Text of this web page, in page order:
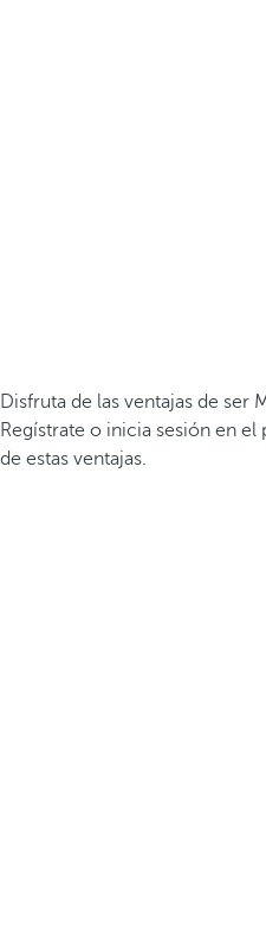
Disfruta de las ventajas de ser
Regístrate o inicia sesión en
de estas ventajas.